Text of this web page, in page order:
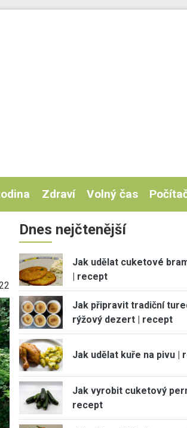
Zdraví Volný čas
Dnes nejčtenější
Jak udělat cuketové
| recept
Jak připravit tradiční
rýžový dezert | recept
Jak udělat kuře na pivu |
Jak vyrobit cuketový
recept